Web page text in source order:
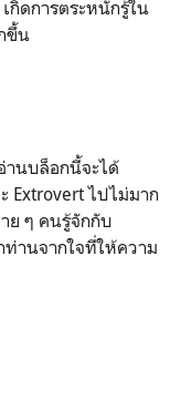
กิดการตระหนักรู้ใน
ขึ้น
นบล็อกนี้จะได้
Extrovert ไปไม่มาก
ย ๆ คนรู้จักกับ
านจากใจที่ให้ความ